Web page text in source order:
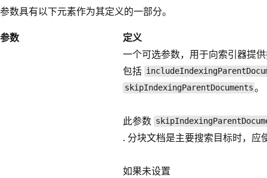
参数具有以下元素作为其定义的一部分。
参数
定义
一个可选参数，用于向索引器提
包括
skipIndexingParentDocuments 。
此参数
. 分块文档是主要搜索目标时，应
如果未设置